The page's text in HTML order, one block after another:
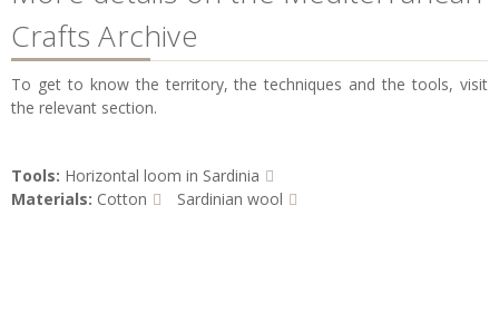
Crafts Archive
To get to know the territory, the techniques and the tools, visit
the relevant section.
Tools: Horizontal loom in Sardinia
Materials: Cotton Sardinian wool